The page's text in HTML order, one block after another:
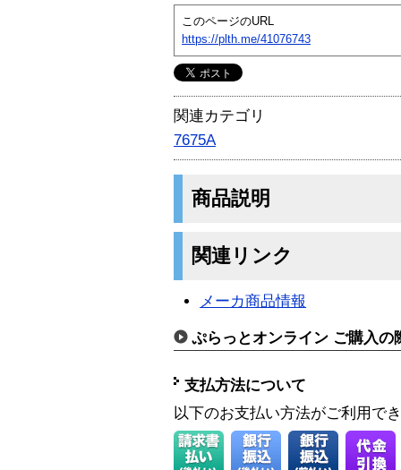
このページのURL
https://plth.me/41076743
関連カテゴリ
7675A
商品説明
関連リンク
メーカ商品情報
ぷらっとオンライン ご購入の
支払方法について
以下のお支払い方法がご利用で